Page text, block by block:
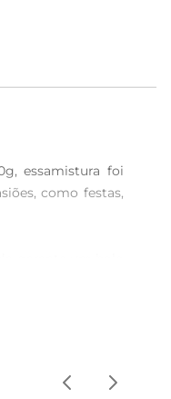
essamistura foi
como festas,
com o seu gosto.